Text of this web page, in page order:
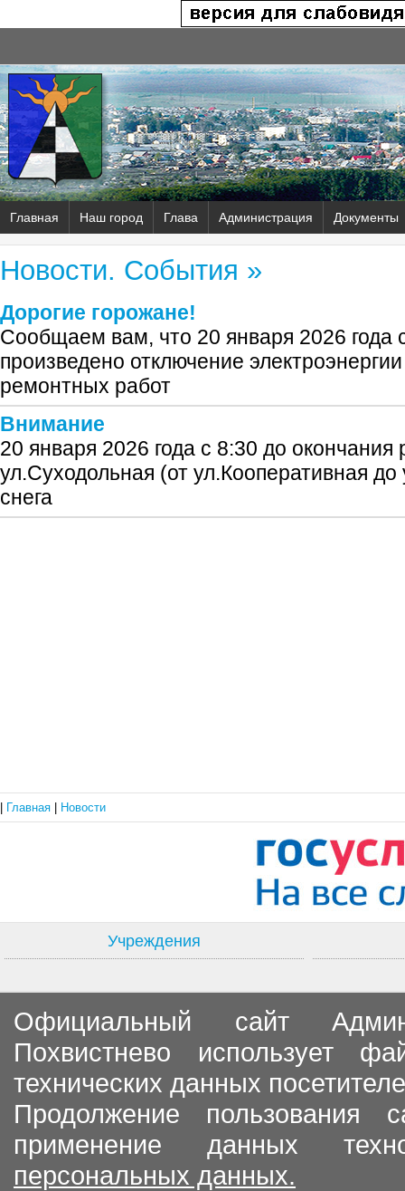
Главная Наш город Глава Администрация Документы
Новости. События »
Дорогие горожане!
Сообщаем вам, что 20 января 2026 года
произведено отключение
ремонтных работ
Внимание
20 января 2026 года с 8:30 до окончания
ул.Суходольная (от ул.Кооперативная
снега
Главная Новости
Учреждения
Официальный сайт
Похвистнево использует
технических данных
Продолжение пользования
применение данных
персональных данных.